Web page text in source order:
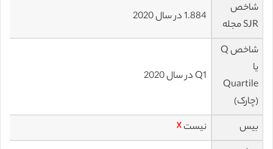
شاخص
SJR مجله
1.884 در سال 2020
شاخص Q
یا
Quartile
(چارک)
Q1 در سال 2020
بیس نیست☓